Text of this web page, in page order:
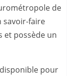
de
savoir-faire
et possède un
pour